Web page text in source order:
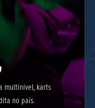
multinível, karts
no país.